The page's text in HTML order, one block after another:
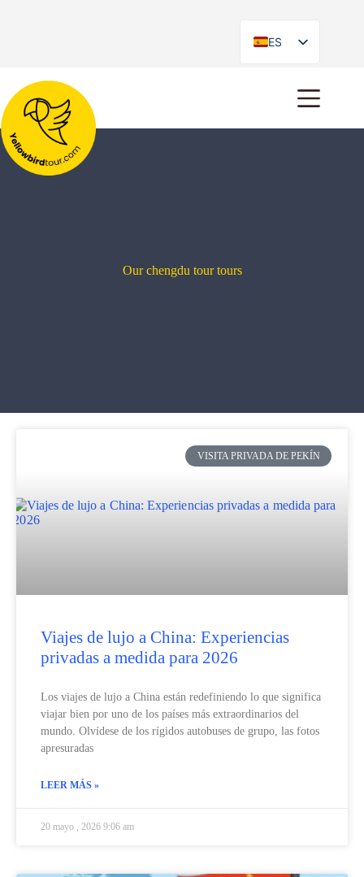
ES
EN
Our chengdu tour tours
VISITA PRIVADA DE PEKÍN
Viajes de lujo a China: Experiencias
privadas a medida para 2026
Los viajes de lujo a China están redefiniendo lo que significa
viajar bien por uno de los países más extraordinarios del
mundo. Olvídese de los rígidos autobuses de grupo, las fotos
apresuradas
LEER MÁS »
20 mayo , 2026 9:06 am